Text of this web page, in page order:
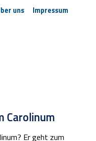
uns
Impressum
Carolinum
Er geht zum